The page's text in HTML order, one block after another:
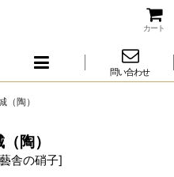
カート
問い合わせ
（陶）
陶）
舎の硝子]